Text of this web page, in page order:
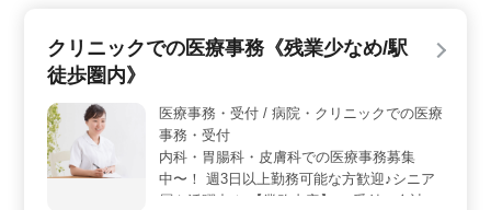
か。 ＜多彩な業務内容＞ 生活援助や身体介助、入
居者の健康管理からレクリエーションまで幅広い業務を
プランの作成や日々のケアの記録管理も重要な役割で
す。 ＜働きやすい環境＞ 社会保険完備や交通費支
給、駅チカや車通勤可能など働きやすい環境が整ってい
ます。週休2日制や有給休暇もあり、長期勤務も可能で
す。経験を活かして安心して働ける場所です。
クリニックでの医療事務《残業少なめ/駅
徒歩圏内》
医療事務・受付 / 病院・クリニックでの医療
事務・受付
内科・胃腸科・皮膚科での医療事務募集
中〜！ 週3日以上勤務可能な方歓迎♪シニア
層も活躍中☆ 【業務内容】 ・受付、会計、